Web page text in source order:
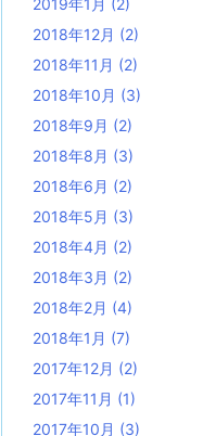
2018年12月 (2)
2018年11月 (2)
2018年10月 (3)
2018年9月 (2)
2018年8月 (3)
2018年6月 (2)
2018年5月 (3)
2018年4月 (2)
2018年3月 (2)
2018年2月 (4)
2018年1月 (7)
2017年12月 (2)
2017年11月 (1)
2017年10月 (3)